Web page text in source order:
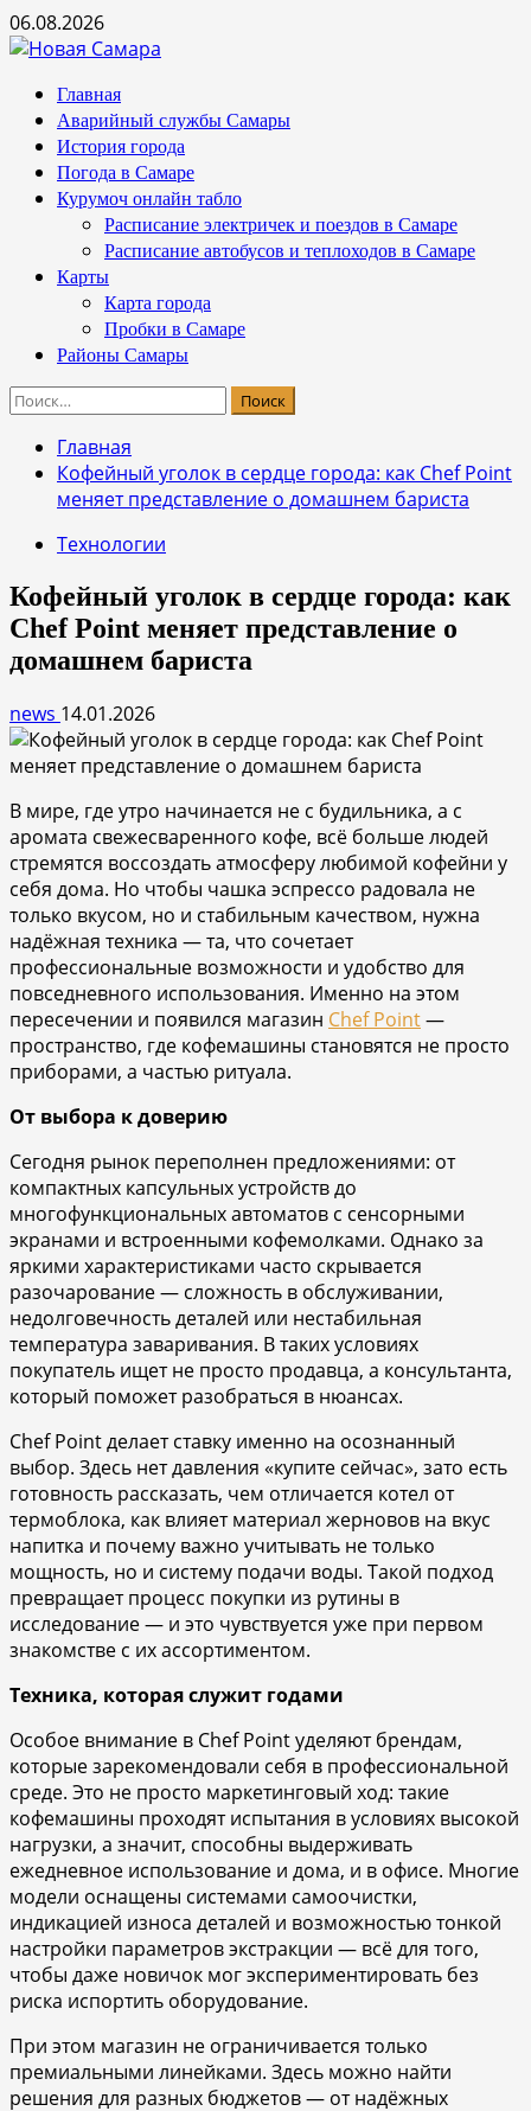
Перейти
к
06.08.2026
Основное
меню
Главная
Аварийный службы Самары
История города
Погода в Самаре
Курумоч онлайн табло
Расписание электричек и поездов в Самаре
Расписание автобусов и теплоходов в Самаре
Карты
Карта города
Пробки в Самаре
Районы Самары
Найти:
Главная
Кофейный уголок в сердце города: как Chef Point
меняет представление о домашнем бариста
Технологии
Кофейный уголок в сердце города: как
Chef Point меняет представление о
домашнем бариста
news 14.01.2026
В мире, где утро начинается не с будильника, а с
аромата свежесваренного кофе, всё больше людей
стремятся воссоздать атмосферу любимой кофейни у
себя дома. Но чтобы чашка эспрессо радовала не
только вкусом, но и стабильным качеством, нужна
надёжная техника — та, что сочетает
профессиональные возможности и удобство для
повседневного использования. Именно на этом
пересечении и появился магазин Chef Point—
пространство, где кофемашины становятся не просто
приборами, а частью ритуала.
От выбора к доверию
Сегодня рынок переполнен предложениями: от
компактных капсульных устройств до
многофункциональных автоматов с сенсорными
экранами и встроенными кофемолками. Однако за
яркими характеристиками часто скрывается
разочарование — сложность в обслуживании,
недолговечность деталей или нестабильная
температура заваривания. В таких условиях
покупатель ищет не просто продавца, а консультанта,
который поможет разобраться в нюансах.
Chef Point делает ставку именно на осознанный
выбор. Здесь нет давления «купите сейчас», зато есть
готовность рассказать, чем отличается котел от
термоблока, как влияет материал жерновов на вкус
напитка и почему важно учитывать не только
мощность, но и систему подачи воды. Такой подход
превращает процесс покупки из рутины в
исследование — и это чувствуется уже при первом
знакомстве с их ассортиментом.
Техника, которая служит годами
Особое внимание в Chef Point уделяют брендам,
которые зарекомендовали себя в профессиональной
среде. Это не просто маркетинговый ход: такие
кофемашины проходят испытания в условиях высокой
нагрузки, а значит, способны выдерживать
ежедневное использование и дома, и в офисе. Многие
модели оснащены системами самоочистки,
индикацией износа деталей и возможностью тонкой
настройки параметров экстракции — всё для того,
чтобы даже новичок мог экспериментировать без
риска испортить оборудование.
При этом магазин не ограничивается только
премиальными линейками. Здесь можно найти
решения для разных бюджетов — от надёжных